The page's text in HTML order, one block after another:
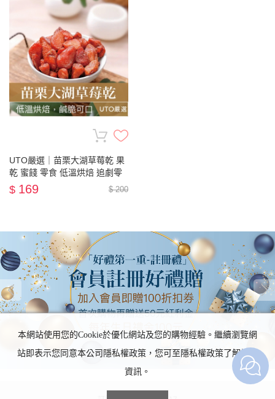
UTO嚴選｜苗栗大湖草莓乾 果
乾 蜜餞 零食 低溫烘焙 追劇零
嘴
$ 200
$ 169
本網站使用您的Cookie於優化網站及您的購物經驗。繼續瀏覽網
站即表示您同意本公司隱私權政策，您可至隱私權政策了解詳細
資訊。